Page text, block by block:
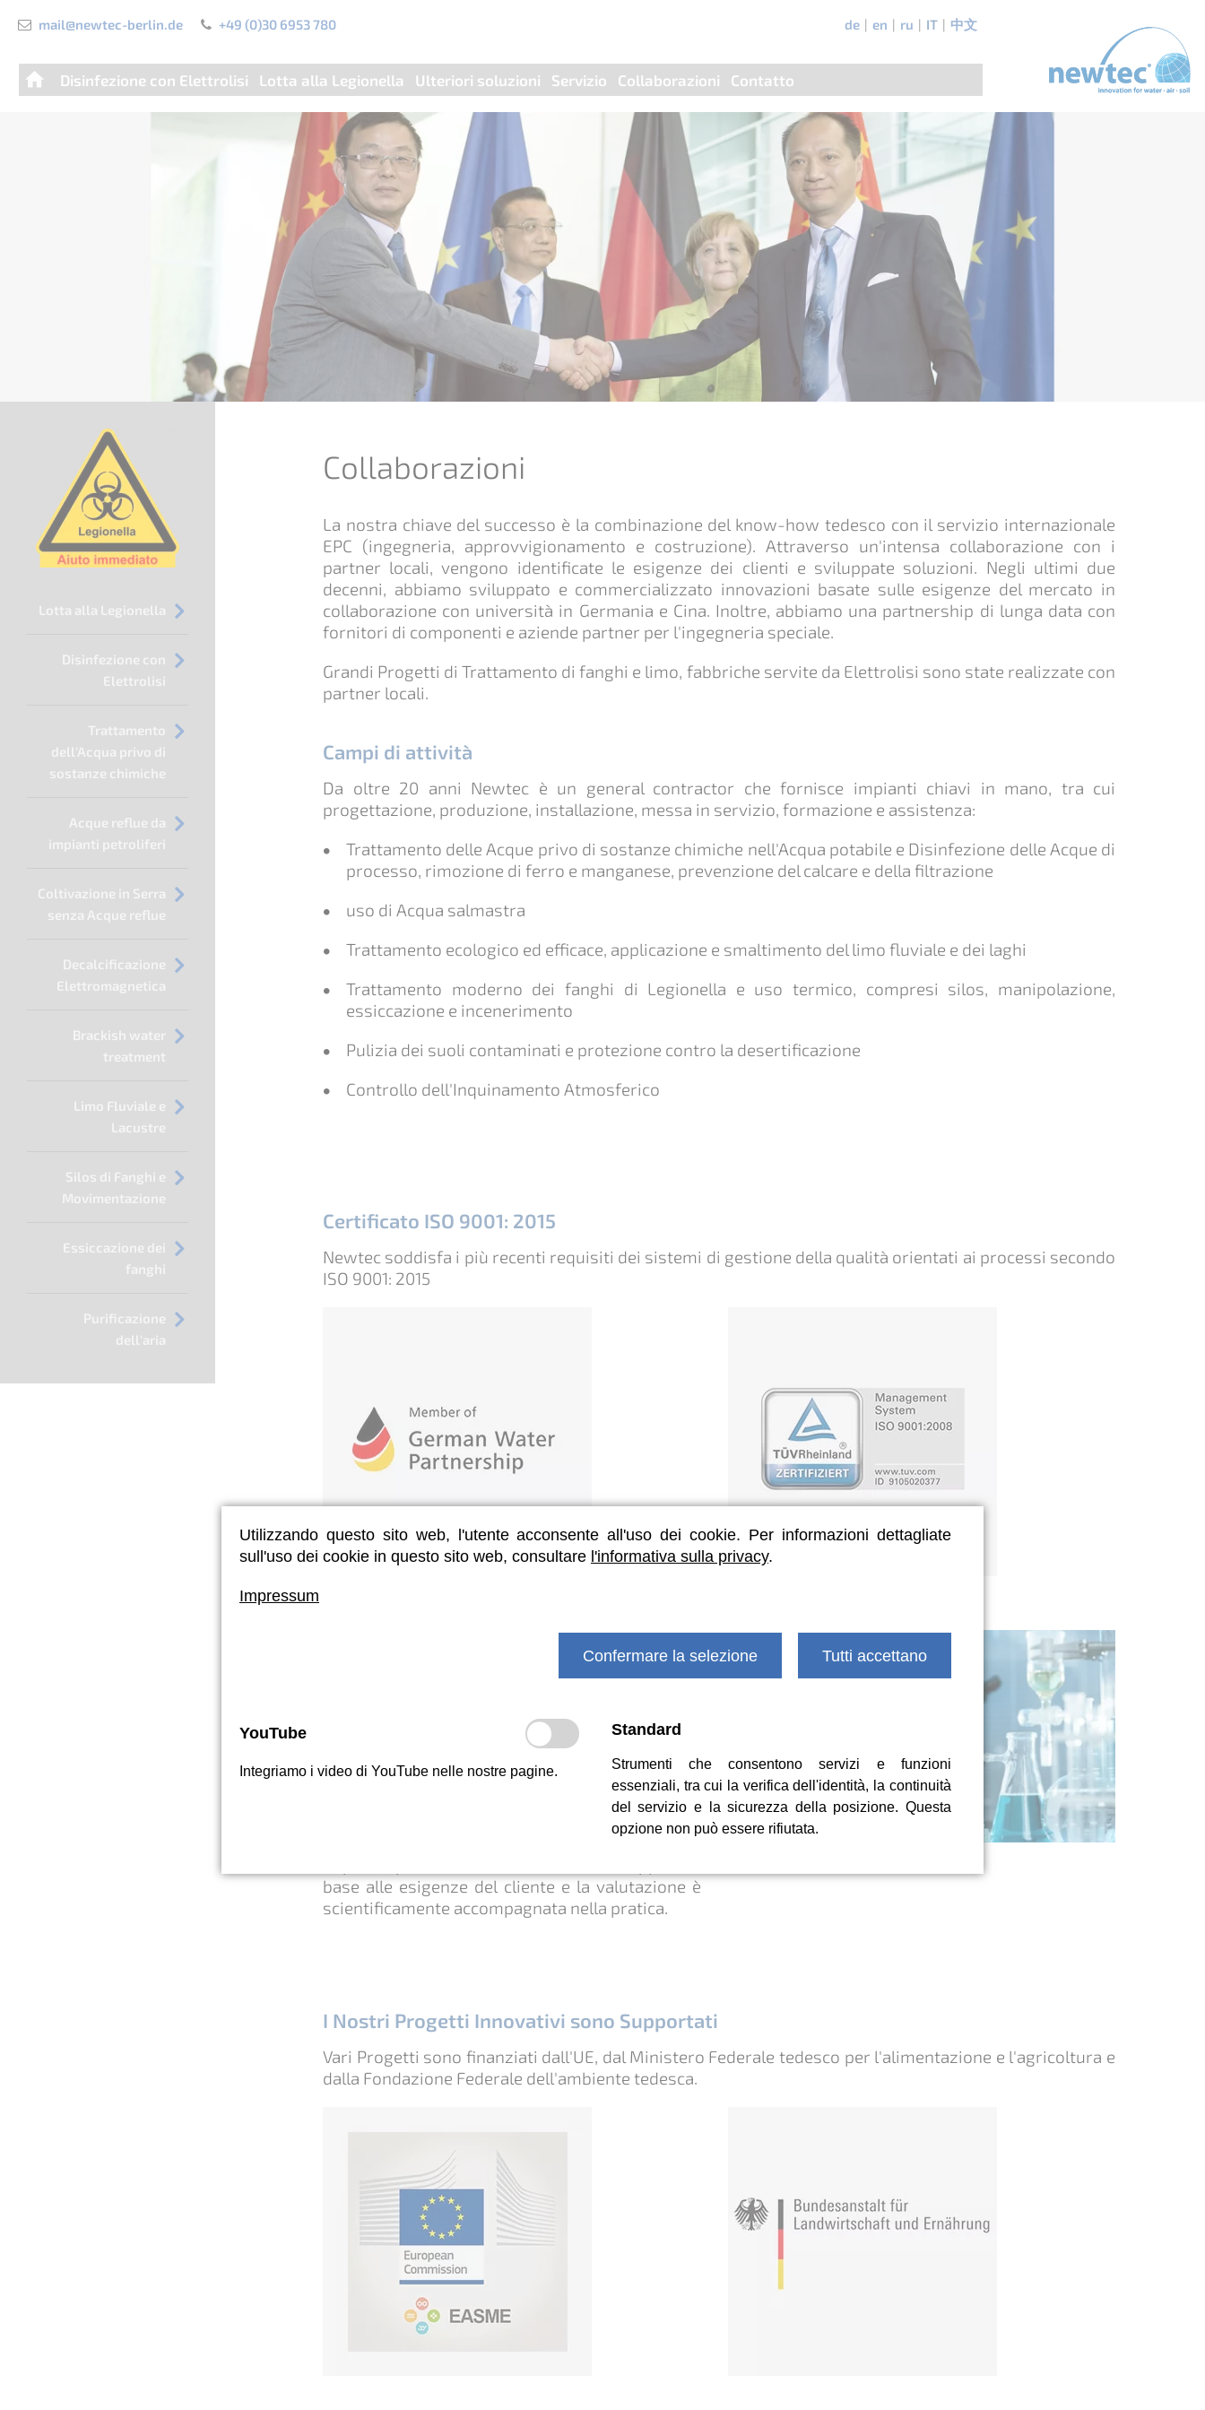
mail@newtec-berlin.de +49 (0)30 6953 780 de en ru IT 中文
Salta Disinfezione con Elettrolisi Lotta alla Legionella Ulteriori soluzioni Servizio Collaborazioni Contatto
Collaborazioni
La nostra chiave del successo è la combinazione del know-how tedesco con il servizio internazionale
EPC (ingegneria, approvvigionamento e costruzione). Attraverso un'intensa collaborazione con i
partner locali, vengono identificate le esigenze dei clienti e sviluppate soluzioni. Negli ultimi due
decenni, abbiamo sviluppato e commercializzato innovazioni basate sulle esigenze del mercato in
collaborazione con università in Germania e Cina. Inoltre, abbiamo una partnership di lunga data con
fornitori di componenti e aziende partner per l'ingegneria speciale.
Grandi Progetti di Trattamento di fanghi e limo, fabbriche servite da Elettrolisi sono state realizzate con
partner locali.
Campi di attività
Da oltre 20 anni Newtec è un general contractor che fornisce impianti chiavi in mano, tra cui
progettazione, produzione, installazione, messa in servizio, formazione e assistenza:
Trattamento delle Acque privo di sostanze chimiche nell'Acqua potabile e Disinfezione delle Acque di
processo, rimozione di ferro e manganese, prevenzione del calcare e della filtrazione
uso di Acqua salmastra
Trattamento ecologico ed efficace, applicazione e smaltimento del limo fluviale e dei laghi
Trattamento moderno dei fanghi di Legionella e uso termico, compresi silos, manipolazione,
essiccazione e incenerimento
Pulizia dei suoli contaminati e protezione contro la desertificazione
Controllo dell'Inquinamento Atmosferico
Certificato ISO 9001: 2015
Newtec soddisfa i più recenti requisiti dei sistemi di gestione della qualità orientati ai processi secondo
ISO 9001: 2015
sviluppo al fine di trovare soluzioni innovative e
di risparmio di risorse per la Legionella
dell'Acqua e dell'aria, nonché per la protezione e
l'uso ecologico del suolo.
Lavoriamo a stretto contatto con le principali
università e istituti di ricerca. In molti Progetti, gli
base alle esigenze del cliente e la valutazione è
scientificamente accompagnata nella pratica.
I Nostri Progetti Innovativi sono Supportati
Vari Progetti sono finanziati dall'UE, dal Ministero Federale tedesco per l'alimentazione e l'agricoltura e
dalla Fondazione Federale dell'ambiente tedesca.
navigazione
Lotta alla Legionella
Disinfezione con
Elettrolisi
Trattamento
dell'Acqua privo di
sostanze chimiche
Acque reflue da
impianti petroliferi
Coltivazione in Serra
senza Acque reflue
Decalcificazione
Elettromagnetica
Brackish water
treatment
Limo Fluviale e
Lacustre
Silos di Fanghi e
Movimentazione
Essiccazione dei
fanghi
Purificazione
dell'aria
Utilizzando questo sito web, l'utente acconsente all'uso dei cookie. Per informazioni dettagliate
sull'uso dei cookie in questo sito web, consultare l'informativa sulla privacy.
Impressum
Confermare la selezione Tutti accettano
YouTube
Integriamo i video di YouTube nelle nostre pagine.
Standard
Strumenti che consentono servizi e funzioni
essenziali, tra cui la verifica dell'identità, la continuità
del servizio e la sicurezza della posizione. Questa
opzione non può essere rifiutata.